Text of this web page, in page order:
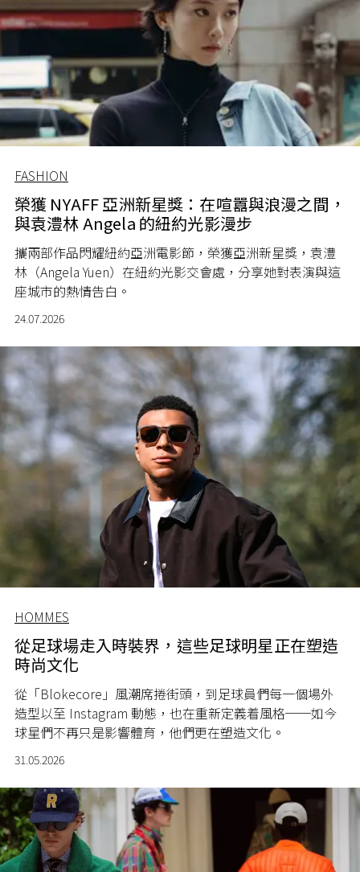
FASHION
榮獲 NYAFF 亞洲新星獎：在喧囂與浪漫之間，
與袁澧林 Angela 的紐約光影漫步
攜兩部作品閃耀紐約亞洲電影節，榮獲亞洲新星獎，袁澧
林（Angela Yuen）在紐約光影交會處，分享她對表演與這
座城市的熱情告白。
24.07.2026
HOMMES
從足球場走入時裝界，這些足球明星正在塑造
時尚文化
從「Blokecore」風潮席捲街頭，到足球員們每一個場外
造型以至 Instagram 動態，也在重新定義着風格──如今
球星們不再只是影響體育，他們更在塑造文化。
31.05.2026